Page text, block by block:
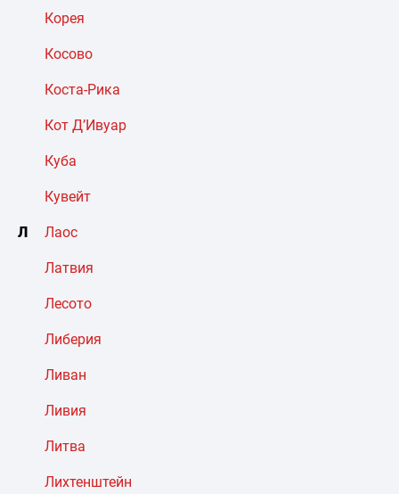
Корея
Косово
Коста-Рика
Кот Д’Ивуар
Куба
Кувейт
Л Лаос
Латвия
Лесото
Либерия
Ливан
Ливия
Литва
Лихтенштейн